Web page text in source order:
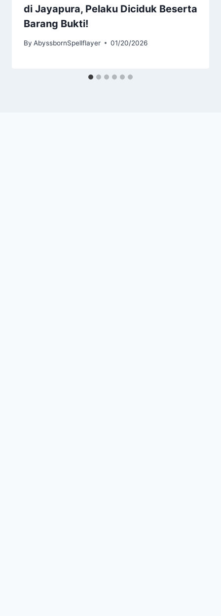
di Jayapura, Pelaku Diciduk Beserta
Barang Bukti!
By AbyssbornSpellflayer 01/20/2026